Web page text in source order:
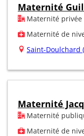
Maternité
Maternité privée
Maternité de
Saint-Doulchard
Maternité
Maternité
Maternité de